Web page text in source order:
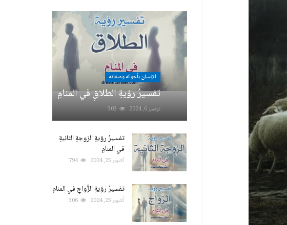
الإنسان بأحواله وصفاته
تفسيرُ رؤيةِ الطلاقِ في المنامِ
نوفمبر 6, 2024 303
تفسيرُ رؤيةِ الزوجةِ الثانيةِ
في المنامِ
أكتوبر 25, 2024 794
تفسيرُ رؤيةِ الزَّواجِ في المنامِ
أكتوبر 25, 2024 306